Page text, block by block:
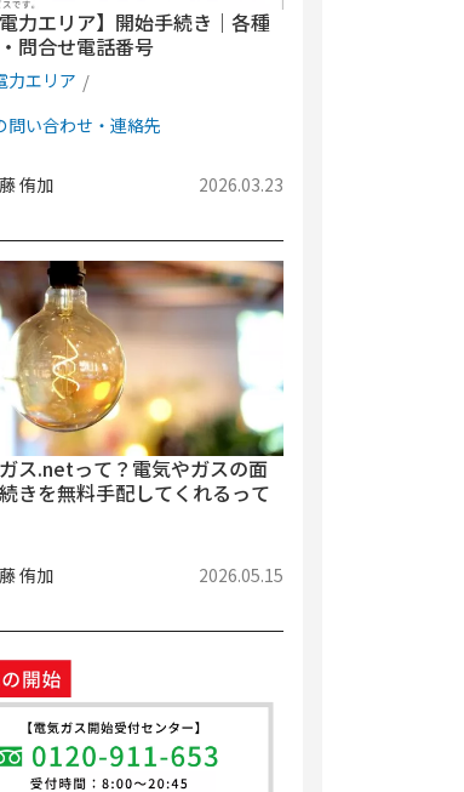
電力エリア】開始手続き｜各種
問合せ電話番号
力エリア
問い合わせ・連絡先
侑加 2026.03.23
ス.netって？電気やガスの面
きを無料手配してくれるって
侑加 2026.05.15